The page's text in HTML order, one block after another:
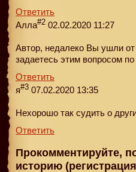
Ответить
Алла#2 02.02.2020 11:27
Автор, недалеко Вы ушли от
задаетесь этим вопросом
Ответить
я#3 07.02.2020 13:35
Нехорошо так судить о
Ответить
Прокомментируйте,
историю